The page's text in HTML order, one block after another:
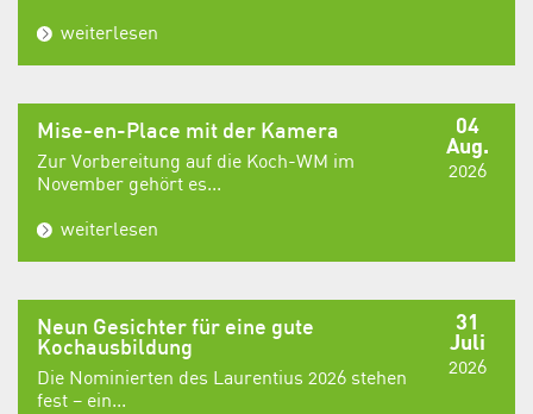
weiterlesen
04
Aug.
2026
Mise-en-Place mit der Kamera
Zur Vorbereitung auf die Koch-WM im
November gehört es...
weiterlesen
31
Juli
2026
Neun Gesichter für eine gute
Kochausbildung
Die Nominierten des Laurentius 2026 stehen
fest – ein...